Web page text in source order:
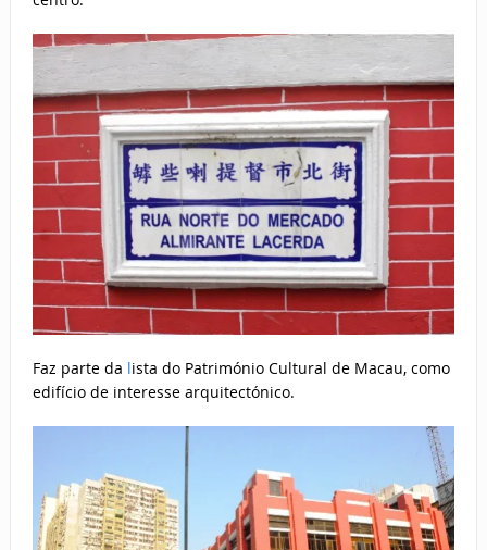
Faz parte da lista do Património Cultural de Macau, como
edifício de interesse arquitectónico.